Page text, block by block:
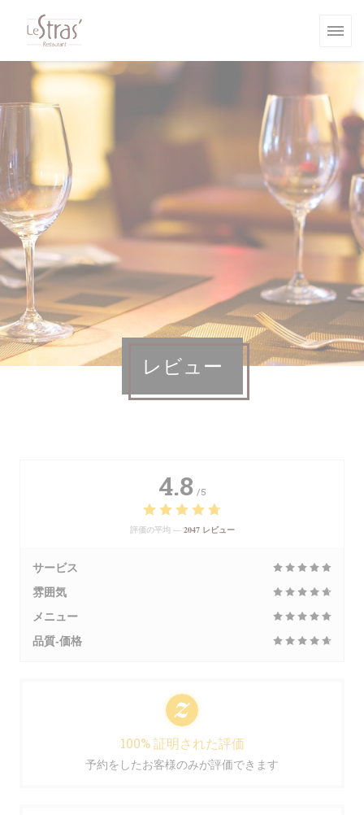
レビュー
4.8 /5
評価の平均 — 2047 レビュー
サービス
雰囲気
メニュー
品質-価格
100% 証明された評価
予約をしたお客様のみが評価できます